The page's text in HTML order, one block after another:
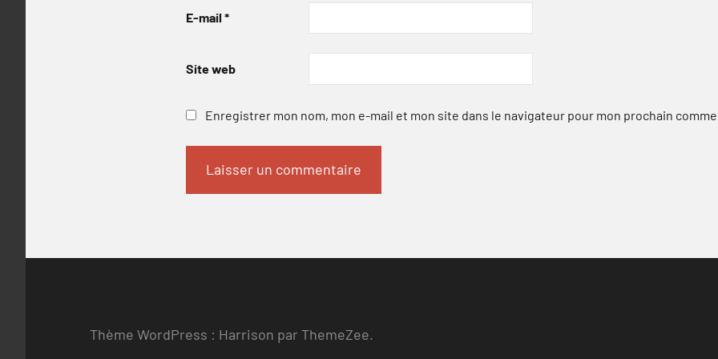
E-mail *
Site web
Enregistrer mon nom, mon e-mail et mon site dans le navigateur pour mon prochain
Thème WordPress : Harrison par ThemeZee.